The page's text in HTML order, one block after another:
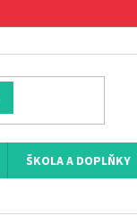
ŠKOLA A DOPLŇKY